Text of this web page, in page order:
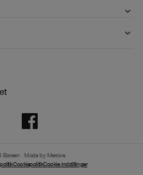
Bareen
Made by Mercive
CookiepolitikCookie indstillinger